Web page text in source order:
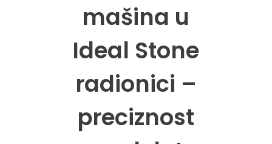
mašina u
Ideal Stone
radionici –
preciznost